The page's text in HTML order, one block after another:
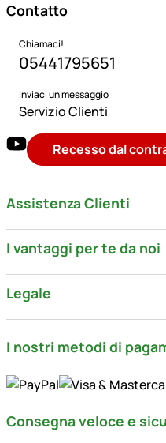
Contatto
Chiamaci!
05441795651
Inviaci un messaggio
Servizio Clienti
Recesso dal
Assistenza Clienti
I vantaggi per te da noi
Legale
I nostri metodi di
Consegna veloce e